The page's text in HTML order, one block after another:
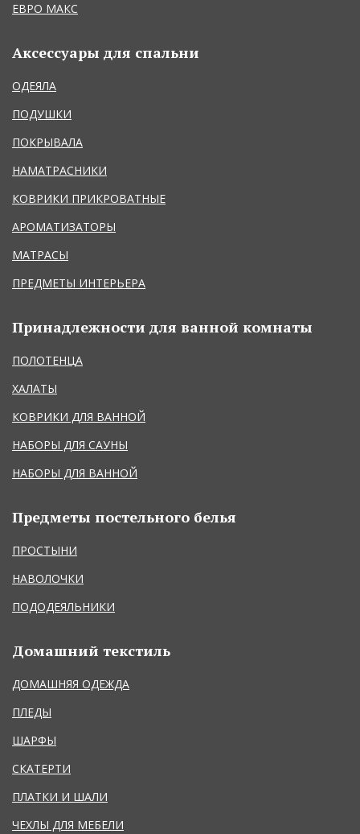
ЕВРО МАКС
Аксессуары для спальни
ОДЕЯЛА
ПОДУШКИ
ПОКРЫВАЛА
НАМАТРАСНИКИ
КОВРИКИ ПРИКРОВАТНЫЕ
АРОМАТИЗАТОРЫ
МАТРАСЫ
ПРЕДМЕТЫ ИНТЕРЬЕРА
Принадлежности для ванной комнаты
ПОЛОТЕНЦА
ХАЛАТЫ
КОВРИКИ ДЛЯ ВАННОЙ
НАБОРЫ ДЛЯ САУНЫ
НАБОРЫ ДЛЯ ВАННОЙ
Предметы постельного белья
ПРОСТЫНИ
НАВОЛОЧКИ
ПОДОДЕЯЛЬНИКИ
Домашний текстиль
ДОМАШНЯЯ ОДЕЖДА
ПЛЕДЫ
ШАРФЫ
СКАТЕРТИ
ПЛАТКИ И ШАЛИ
ЧЕХЛЫ ДЛЯ МЕБЕЛИ